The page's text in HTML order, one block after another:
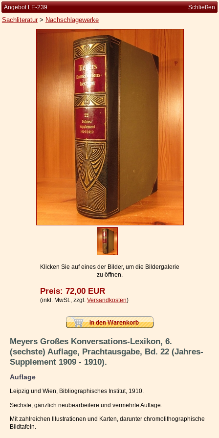
Kleine Kulturgeschichte
Die Brockhaus Auflagen
Die Meyer Auflagen
Geschäftsbedingungen
Ihr Warenkorb
Angebot LE-239 Schließen
Sachliteratur> Nachschlagewerke
Klicken Sie auf eines der Bilder, um die Bildergalerie
zu öffnen.
Preis: 72,00 EUR
(inkl. MwSt., zzgl. Versandkosten)
Meyers Großes Konversations-Lexikon, 6.
(sechste) Auflage, Prachtausgabe, Bd. 22 (Jahres-
Supplement 1909 - 1910).
Auflage
Leipzig und Wien, Bibliographisches Institut, 1910.
Sechste, gänzlich neubearbeitere und vermehrte Auflage.
Mit zahlreichen Illustrationen und Karten, darunter chromolithographische
Bildtafeln.